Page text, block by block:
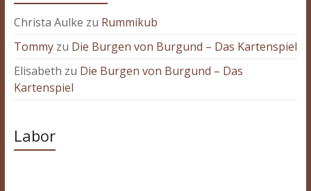
Christa Aulke zu Rummikub
Tommyzu Die Burgen von Burgund – Das Kartenspiel
Elisabeth zu Die Burgen von Burgund – Das
Kartenspiel
Labor